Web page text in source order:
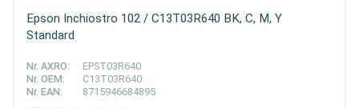
Epson Inchiostro 102 / C13T03R640 BK, C, M, Y
Standard
Nr. AXRO:
EPST03R640
Nr. OEM:
C13T03R640
Nr. EAN:
8715946684895